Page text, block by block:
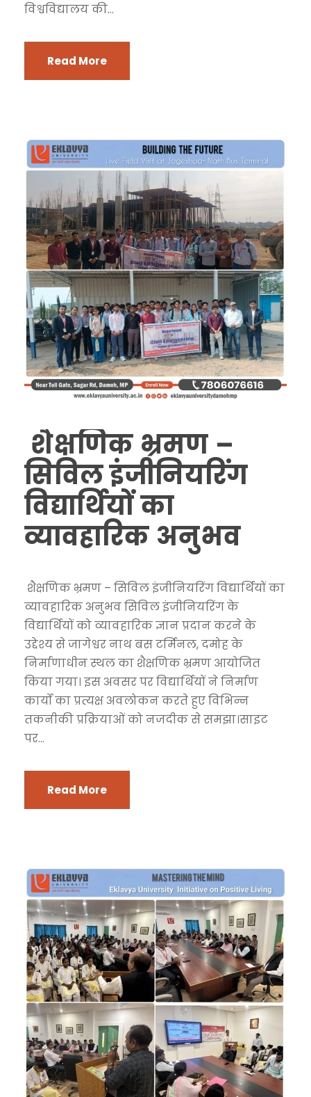
विश्वविद्यालय की...
Read More
शैक्षणिक भ्रमण –
सिविल इंजीनियरिंग
विद्यार्थियों का
व्यावहारिक अनुभव
शैक्षणिक भ्रमण – सिविल इंजीनियरिंग विद्यार्थियों का
व्यावहारिक अनुभव सिविल इंजीनियरिंग के
विद्यार्थियों को व्यावहारिक ज्ञान प्रदान करने के
उद्देश्य से जागेश्वर नाथ बस टर्मिनल, दमोह के
निर्माणाधीन स्थल का शैक्षणिक भ्रमण आयोजित
किया गया। इस अवसर पर विद्यार्थियों ने निर्माण
कार्यों का प्रत्यक्ष अवलोकन करते हुए विभिन्न
तकनीकी प्रक्रियाओं को नजदीक से समझा।साइट
पर...
Read More